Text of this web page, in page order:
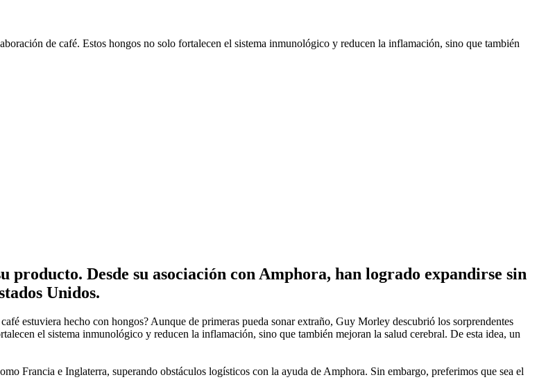
de café. Estos hongos no solo fortalecen el sistema inmunológico y reducen la inflamación, sino que también
Desde su asociación con Amphora, han logrado expandirse sin
Unidos.
estuviera hecho con hongos? Aunque de primeras pueda sonar extraño, Guy Morley descubrió los sorprendentes
el sistema inmunológico y reducen la inflamación, sino que también mejoran la salud cerebral. De esta idea, un
Francia e Inglaterra, superando obstáculos logísticos con la ayuda de Amphora. Sin embargo, preferimos que sea el